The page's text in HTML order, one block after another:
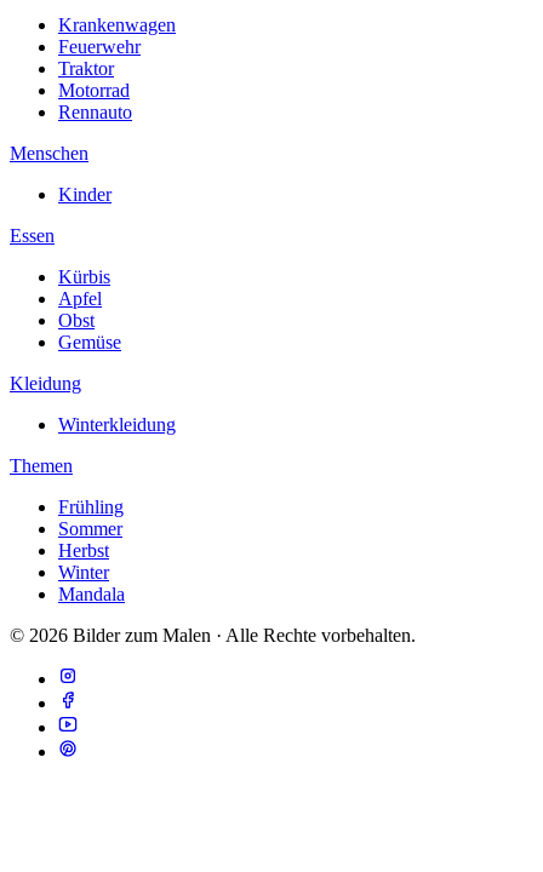
Krankenwagen
Feuerwehr
Traktor
Motorrad
Rennauto
Menschen
Kinder
Essen
Kürbis
Apfel
Obst
Gemüse
Kleidung
Winterkleidung
Themen
Frühling
Sommer
Herbst
Winter
Mandala
© 2026 Bilder zum Malen · Alle Rechte vorbehalten.